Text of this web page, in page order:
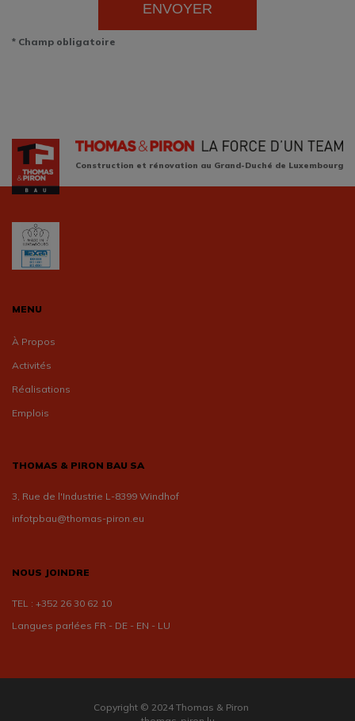
ENVOYER
* Champ obligatoire
Construction et rénovation au Grand-Duché de Luxembourg
MENU
À Propos
Activités
Réalisations
Emplois
THOMAS & PIRON BAU SA
3, Rue de l'Industrie L-8399 Windhof
infotpbau@thomas-piron.eu
NOUS JOINDRE
TEL : +352 26 30 62 10
Langues parlées FR - DE - EN - LU
Copyright © 2024 Thomas & Piron